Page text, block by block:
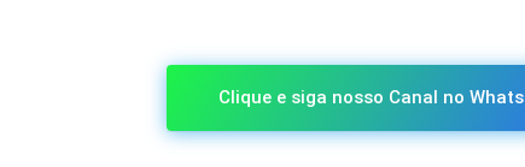
Clique e siga nosso Canal no Whats